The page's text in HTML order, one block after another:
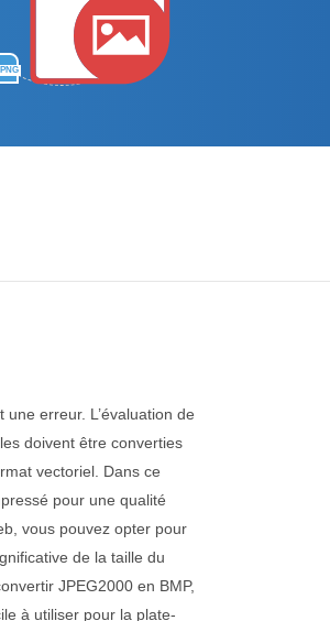
erreur. L’évaluation de
doivent être converties
vectoriel. Dans ce
pour une qualité
vous pouvez opter pour
de la taille du
JPEG2000 en BMP,
à utiliser pour la plate-